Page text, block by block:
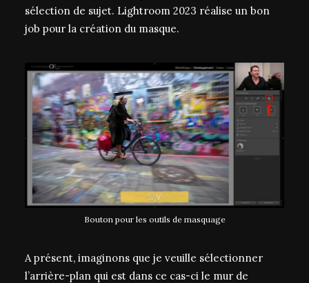
sélection de sujet. Lightroom 2023 réalise un bon
job pour la création du masque.
Bouton pour les outils de masquage
A présent, imaginons que je veuille sélectionner
l’arrière-plan qui est dans ce cas-ci le mur de